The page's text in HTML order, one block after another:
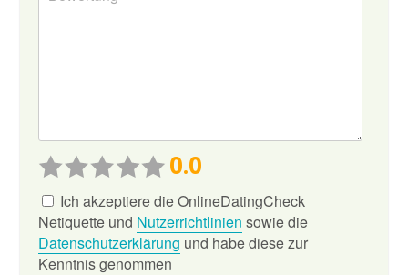
0.0
Ich akzeptiere die OnlineDatingCheck
Netiquette und Nutzerrichtlinien sowie die
Datenschutzerklärung und habe diese zur
Kenntnis genommen